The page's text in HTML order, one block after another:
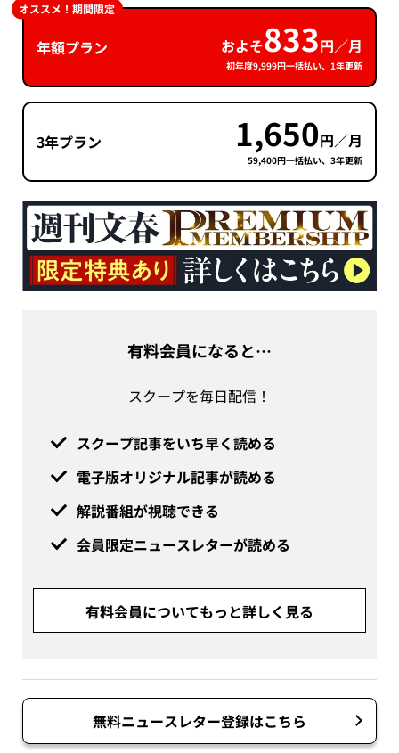
年額プラン およそ833円／月
初年度9,999円一括払い、1年更新
オススメ！期間限定
3年プラン 1,650円／月
59,400円一括払い、3年更新
有料会員になると…
スクープを毎日配信！
スクープ記事をいち早く読める
電子版オリジナル記事が読める
解説番組が視聴できる
会員限定ニュースレターが読める
有料会員についてもっと詳しく見る
無料ニュースレター登録はこちら